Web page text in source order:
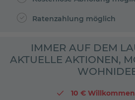
Ratenzahlung möglich
IMMER AUF DEM
AKTUELLE AKTIONEN,
10 €